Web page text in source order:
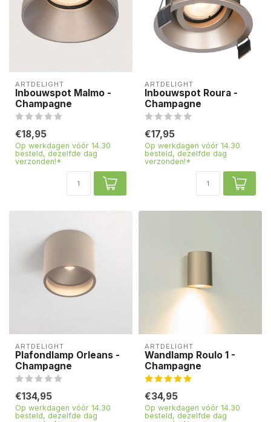
ARTDELIGHT
Inbouwspot Malmo -
Champagne
€18,95
Op werkdagen vóór 14.30
besteld, dezelfde dag
verzonden!*
ARTDELIGHT
Inbouwspot Roura -
Champagne
€17,95
Op werkdagen vóór 14.30
besteld, dezelfde dag
verzonden!*
ARTDELIGHT
Plafondlamp Orleans -
Champagne
€134,95
Op werkdagen vóór 14.30
besteld, dezelfde dag
ARTDELIGHT
Wandlamp Roulo 1 -
Champagne
€34,95
Op werkdagen vóór 14.30
besteld, dezelfde dag